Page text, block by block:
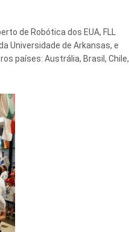
de Robótica dos EUA, FLL
Universidade de Arkansas, e
países: Austrália, Brasil, Chile,